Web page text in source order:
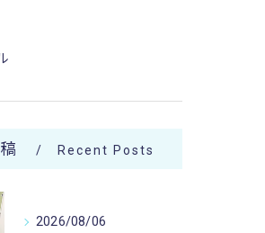
Recent Posts
2026/08/06